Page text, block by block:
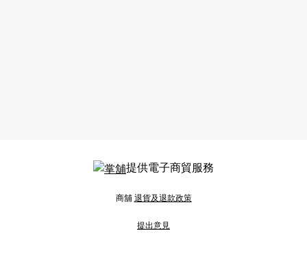
提供電子商貿服務
商舖退貨及退款政策
提出意見